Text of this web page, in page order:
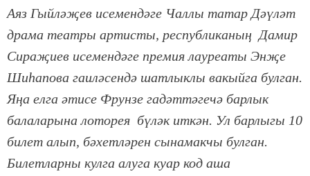
Аяз Гыйләҗев исемендәге Чаллы татар Дәүләт
драма театры артисты, республиканың Дамир
Сираҗиев исемендәге премия лауреаты Энҗе
Шиһапова гаиләсендә шатлыклы вакыйга булган.
Яңа елга әтисе Фрунзе гадәттәгечә барлык
балаларына лоторея бүләк иткән. Ул барлыгы 10
билет алып, бәхетләрен сынамакчы булган.
Билетларны кулга алуга куар код аша